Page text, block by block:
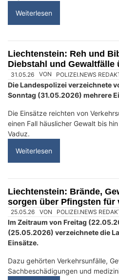
Weiterlesen
Liechtenstein: Reh und
Diebstahl und Gewaltfälle
31.05.26 VON POLIZEI.NEWS
Die Landespolizei verzeichnete
Sonntag (31.05.2026) mehrere
Die Einsätze reichten von
einen Fall häuslicher Gewalt bis
Vaduz.
Weiterlesen
Liechtenstein: Brände,
sorgen über Pfingsten für
25.05.26 VON POLIZEI.NEWS
Im Zeitraum von Freitag
(25.05.2026) verzeichnete die
Einsätze.
Dazu gehörten Verkehrsunfälle,
Sachbeschädigungen und